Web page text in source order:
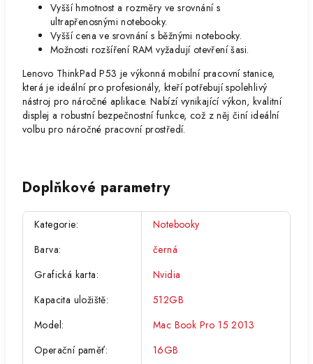
Vyšší hmotnost a rozměry ve srovnání s
ultrapřenosnými notebooky.
Vyšší cena ve srovnání s běžnými notebooky.
Možnosti rozšíření RAM vyžadují otevření šasi.
Lenovo ThinkPad P53 je výkonná mobilní pracovní stanice,
která je ideální pro profesionály, kteří potřebují spolehlivý
nástroj pro náročné aplikace. Nabízí vynikající výkon, kvalitní
displej a robustní bezpečnostní funkce, což z něj činí ideální
volbu pro náročné pracovní prostředí.
Doplňkové parametry
Kategorie:
Notebooky
Barva:
černá
Grafická karta:
Nvidia
Kapacita uložiště:
512GB
Model:
Mac Book Pro 15 2013
Operační paměť: 16GB